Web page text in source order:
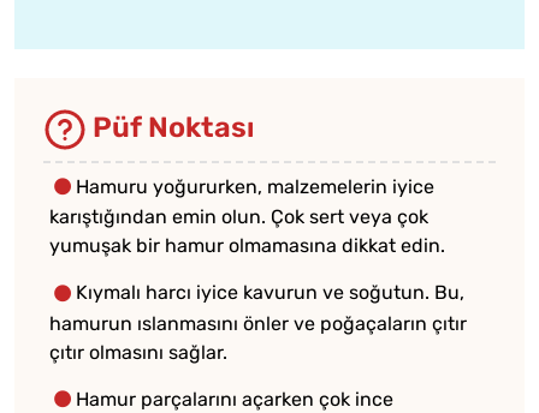
Püf Noktası
Hamuru yoğururken, malzemelerin iyice
karıştığından emin olun. Çok sert veya çok
yumuşak bir hamur olmamasına dikkat edin.
Kıymalı harcı iyice kavurun ve soğutun. Bu,
hamurun ıslanmasını önler ve poğaçaların çıtır
çıtır olmasını sağlar.
Hamur parçalarını açarken çok ince